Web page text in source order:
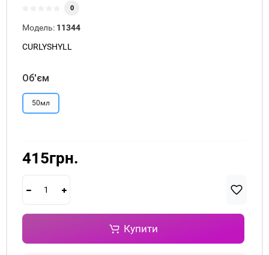
0
Модель: 11344
CURLYSHYLL
Об'єм
50мл
415грн.
Купити